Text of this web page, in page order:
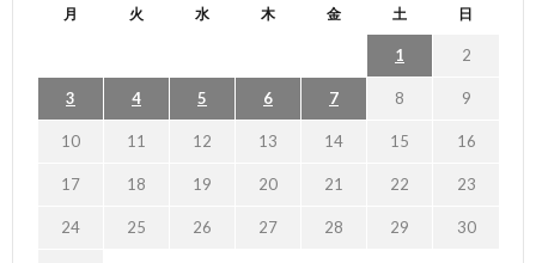
月 火 水 木 金 土 日
1 2
3 4 5 6 7 8 9
10 11 12 13 14 15 16
17 18 19 20 21 22 23
24 25 26 27 28 29 30